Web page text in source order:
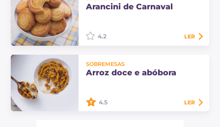
aroma de frutas cítricas, perfeitos
Arancini de Carnaval
docinhos típicos da tradição
culinária das Marcas, aromatizados
4.2 LER
SOBREMESAS
Arroz doce e abóbora
4.5 LER